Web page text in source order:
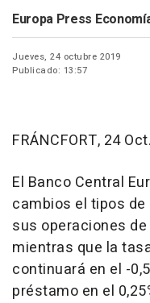
Europa Press
Jueves, 24 octubre 2019
Publicado: 13:57
FRÁNCFORT, 24
El Banco Central
cambios el tipos
sus operaciones
mientras que la
continuará en el -
préstamo en el